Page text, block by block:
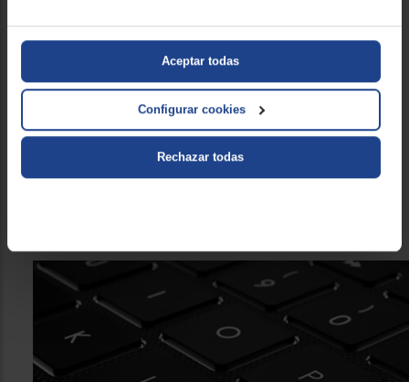
Aceptar todas
Configurar cookies
Rechazar todas
embargo, manejarte todo el tiempo con una pantalla táctil
no siempre es lo mejor para un óptimo rendimiento.
Olvídate de este inconveniente complementando tu iPad
funda con teclado Logitech Folio Touch con Smart
Connector.Su cómodo teclado cuenta conteclas
para que te sirva tanto con más o menos